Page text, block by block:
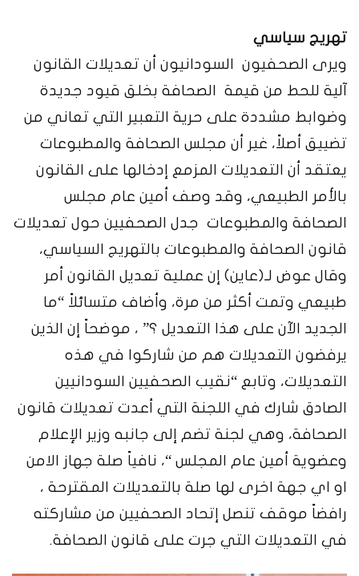
تهريج سياسي
ويرى الصحفيون السودانيون أن تعديلات القانون
آلية للحط من قيمة الصحافة بخلق قيود جديدة
وضوابط مشددة على حرية التعبير التي تعاني من
تضييق أصلاً، غير أن مجلس الصحافة والمطبوعات
يعتقد أن التعديلات المزمع إدخالها على القانون
بالأمر الطبيعي، وقد وصف أمين عام مجلس
الصحافة والمطبوعات جدل الصحفيين حول تعديلات
قانون الصحافة والمطبوعات بالتهريج السياسي،
وقال عوض لـ(عاين) إن عملية تعديل القانون أمر
طبيعي وتمت أكثر من مرة، وأضاف متسائلاً “ما
الجديد الآن على هذا التعديل ؟” ، موضحاً إن الذين
يرفضون التعديلات هم من شاركوا في هذه
التعديلات، وتابع “نقيب الصحفيين السودانيين
الصادق شارك في اللجنة التي أعدت تعديلات قانون
الصحافة، وهي لجنة تضم إلى جانبه وزير الإعلام
وعضوية أمين عام المجلس “، نافياً صلة جهاز الامن
او اي جهة اخرى لها صلة بالتعديلات المقترحة ،
رافضاً موقف تنصل إتحاد الصحفيين من مشاركته
في التعديلات التي جرت على قانون الصحافة.